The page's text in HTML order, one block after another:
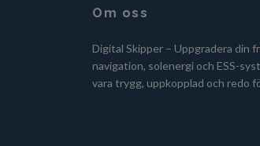
Om oss
Digital Skipper – Uppgradera din
navigation, solenergi och ESS-
vara trygg, uppkopplad och redo